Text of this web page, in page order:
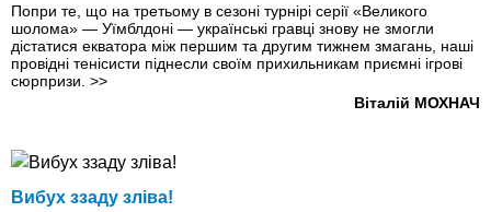
Попри те, що на третьому в сезоні турнірі серії «Великого
шолома» — Уїмблдоні — українські гравці знову не змогли
дістатися екватора між першим та другим тижнем змагань, наші
провідні тенісисти піднесли своїм прихильникам приємні ігрові
сюрпризи. >>
Віталій МОХНАЧ
Вибух ззаду зліва!